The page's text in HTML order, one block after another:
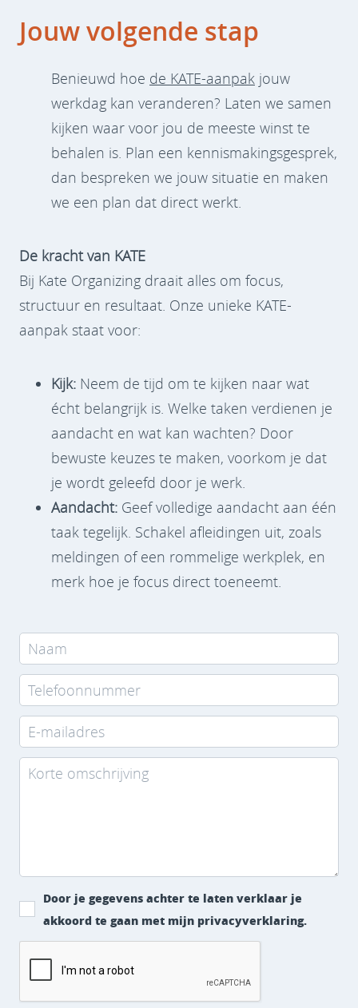
Jouw volgende stap
Benieuwd hoe de KATE-aanpak jouw
werkdag kan veranderen? Laten we samen
kijken waar voor jou de meeste winst te
behalen is. Plan een kennismakingsgesprek,
dan bespreken we jouw situatie en maken
we een plan dat direct werkt.
De kracht van KATE
Bij Kate Organizing draait alles om focus,
structuur en resultaat. Onze unieke KATE-
aanpak staat voor:
Kijk: Neem de tijd om te kijken naar wat
écht belangrijk is. Welke taken verdienen je
aandacht en wat kan wachten? Door
bewuste keuzes te maken, voorkom je dat
je wordt geleefd door je werk.
Aandacht: Geef volledige aandacht aan één
taak tegelijk. Schakel afleidingen uit, zoals
meldingen of een rommelige werkplek, en
merk hoe je focus direct toeneemt.
Door je gegevens achter te laten verklaar je
akkoord te gaan met mijn privacyverklaring.